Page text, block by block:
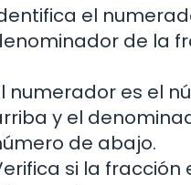
el
de la
numerador es el
y el
de abajo.
si la fracción